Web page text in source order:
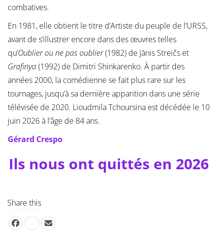
combatives.
En 1981, elle obtient le titre d’Artiste du peuple de l’URSS,
avant de s’illustrer encore dans des œuvres telles
qu’Oublier ou ne pas oublier(1982) de Jānis Streičs et
Grafinya(1992) de Dimitri Shinkarenko. À partir des
années 2000, la comédienne se fait plus rare sur les
tournages, jusqu’à sa dernière apparition dans une série
télévisée de 2020. Lioudmila Tchoursina est décédée le 10
juin 2026 à l’âge de 84 ans.
Gérard Crespo
Ils nous ont quittés en 2026
Share this